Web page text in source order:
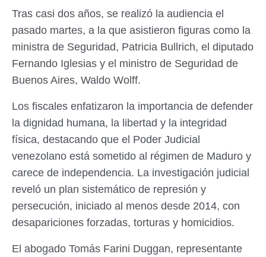
Tras casi dos años, se realizó la audiencia el
pasado martes, a la que asistieron figuras como la
ministra de Seguridad, Patricia Bullrich, el diputado
Fernando Iglesias y el ministro de Seguridad de
Buenos Aires, Waldo Wolff.
Los fiscales enfatizaron la importancia de defender
la dignidad humana, la libertad y la integridad
física, destacando que el Poder Judicial
venezolano está sometido al régimen de Maduro y
carece de independencia. La investigación judicial
reveló un plan sistemático de represión y
persecución, iniciado al menos desde 2014, con
desapariciones forzadas, torturas y homicidios.
El abogado Tomás Farini Duggan, representante